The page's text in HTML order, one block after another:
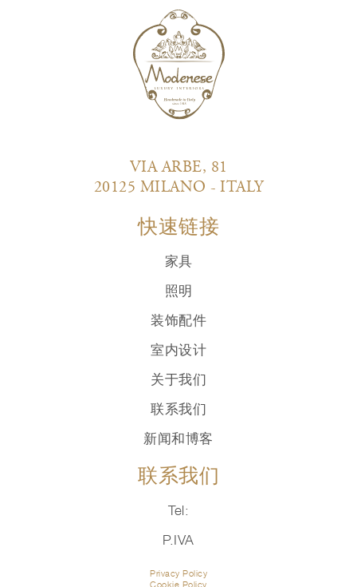
VIA ARBE, 81
20125 MILANO - ITALY
快速链接
家具
照明
装饰配件
室内设计
关于我们
联系我们
新闻和博客
联系我们
Tel:
P.IVA
Privacy Policy
Cookie Policy